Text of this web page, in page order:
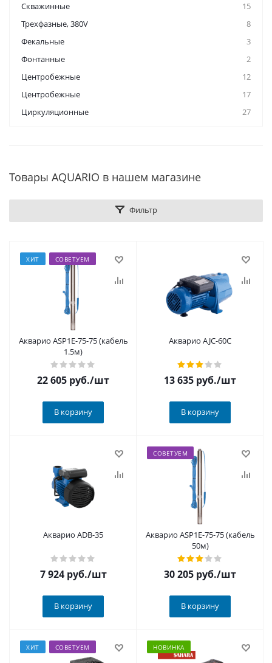
Скважинные
15
Трехфазные, 380V
8
Фекальные
3
Фонтанные
2
Центробежные
12
Центробежные
17
Циркуляционные
27
Товары AQUARIO в нашем магазине
Фильтр
ХИТ СОВЕТУЕМ
Акварио ASP1Е-75-75 (кабель
1.5м)
22 605 руб./шт
В корзину
Акварио AJC-60C
13 635 руб./шт
В корзину
Акварио ADB-35
7 924руб./шт
В корзину
СОВЕТУЕМ
Акварио ASP1Е-75-75 (кабель
50м)
30 205 руб./шт
В корзину
ХИТ СОВЕТУЕМ НОВИНКА